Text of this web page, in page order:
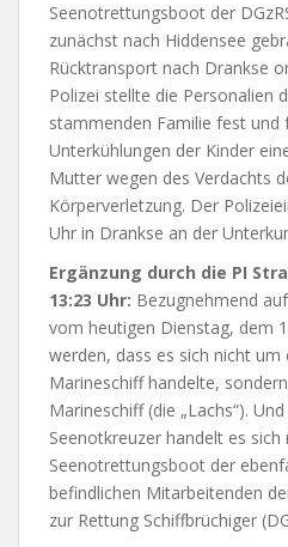
Seenotrettungsboot der
zunächst nach Hiddensee
Rücktransport nach Drankse
Polizei stellte die Personalien
stammenden Familie fest
Unterkühlungen der Kinder
Mutter wegen des Verdachts
Körperverletzung. Der
Uhr in Drankse an der
Ergänzung durch die PI
13:23 Uhr: Bezugnehmend
vom heutigen Dienstag, dem
werden, dass es sich nicht um
Marineschiff handelte,
Marineschiff (die „Lachs“).
Seenotkreuzer handelt es
Seenotrettungsboot der
befindlichen Mitarbeitenden
zur Rettung Schiffbrüchiger